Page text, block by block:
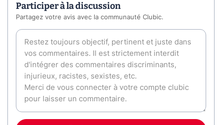
Participer à la discussion
Partagez votre avis avec la communauté Clubic.